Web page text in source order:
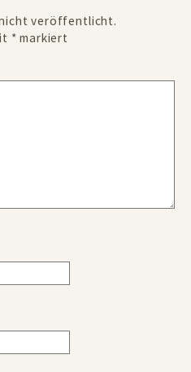
veröffentlicht.
* markiert